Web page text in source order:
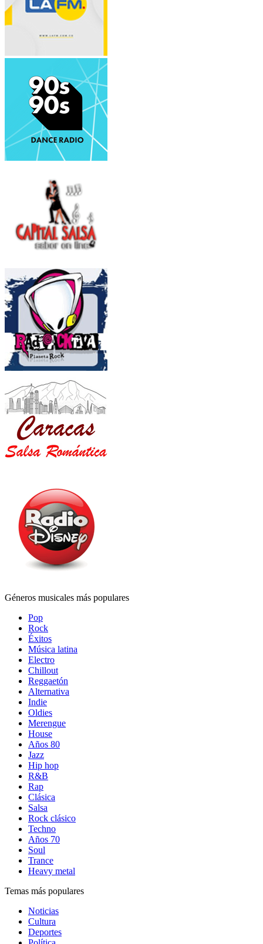
Géneros musicales más populares
Pop
Rock
Éxitos
Música latina
Electro
Chillout
Reggaetón
Alternativa
Indie
Oldies
Merengue
House
Años 80
Jazz
Hip hop
R&B
Rap
Clásica
Salsa
Rock clásico
Techno
Años 70
Soul
Trance
Heavy metal
Temas más populares
Noticias
Cultura
Deportes